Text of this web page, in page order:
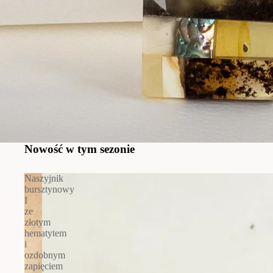
Nowość w tym sezonie
Naszyjnik
bursztynowy
I
ze
złotym
hematytem
i
ozdobnym
zapięciem